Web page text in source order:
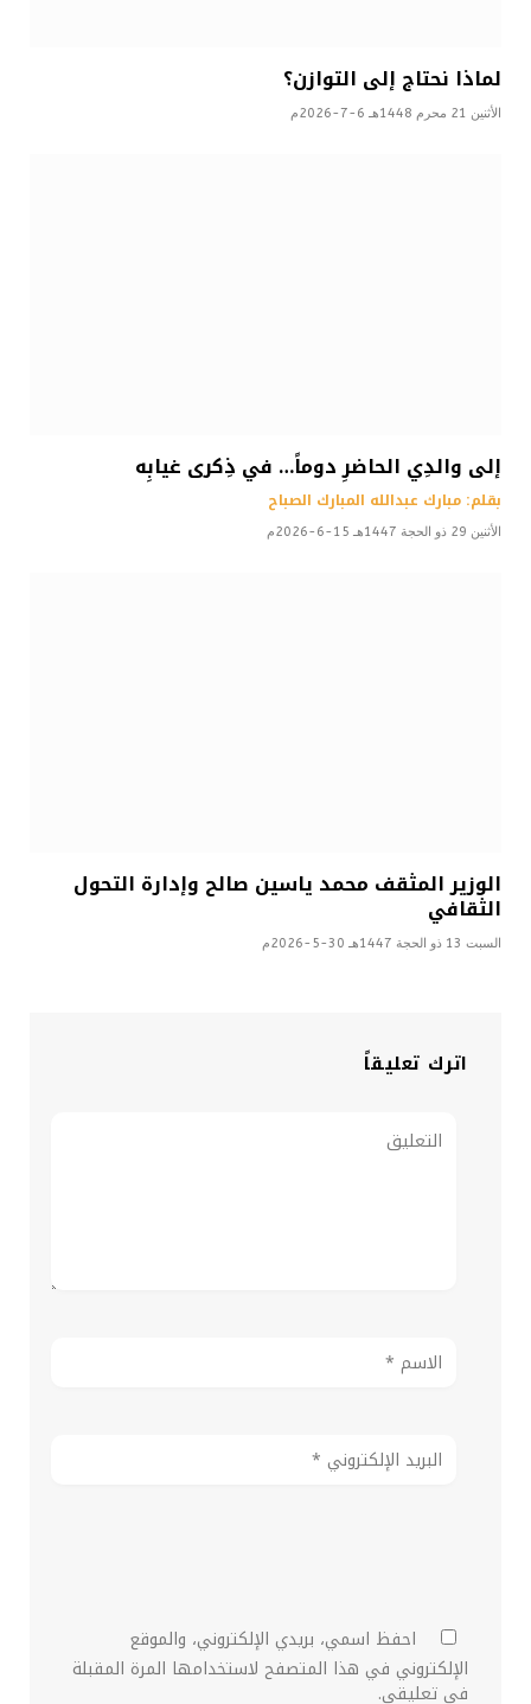
لماذا نحتاج إلى التوازن؟
الأثنين 21 محرم 1448هـ 6-7-2026م
إلى والدِي الحاضرِ دوماً… في ذِكرى غيابِه
بقلم: مبارك عبدالله المبارك الصباح
الأثنين 29 ذو الحجة 1447هـ 15-6-2026م
الوزير المثقف محمد ياسين صالح وإدارة التحول
الثقافي
السبت 13 ذو الحجة 1447هـ 30-5-2026م
اترك تعليقاً
احفظ اسمي، بريدي الإلكتروني، والموقع
الإلكتروني في هذا المتصفح لاستخدامها المرة المقبلة
في تعليقي.